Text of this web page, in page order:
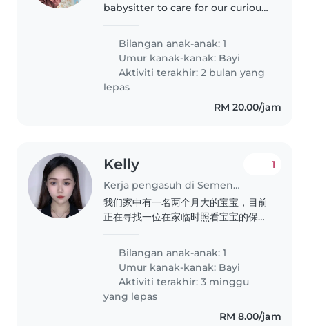
babysitter to care for our curious
comfortable with light chores
and be able to engage our little
one..
Bilangan anak-anak: 1
Umur kanak-kanak: Bayi
Aktiviti terakhir: 2 bulan yang
lepas
RM 20.00/jam
Kelly
Kerja pengasuh di Semenyih
1
我们家中有一名两个月大的宝宝，目前
正在寻找一位在家临时照看宝宝的保
片、安抚宝宝入睡，以及简单整理宝宝
相关用品。希望保姆有照顾婴儿的相关
经验，性格耐心、细心，能够与家长良
好沟通，配合宝宝的作息时间。家中环
境简单整洁，家庭成员关系单纯，另有
一只性格温顺的宠物猫，不会影响照顾
Bilangan anak-anak: 1
Umur kanak-kanak: Bayi
Aktiviti terakhir: 3 minggu
yang lepas
RM 8.00/jam